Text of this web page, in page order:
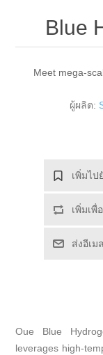
Blue
Meet mega-
ผู้ผลิต:
เพิ่มไป
เพิ่มเพื่
ส่งอีเม
Oue Blue
leverages high-